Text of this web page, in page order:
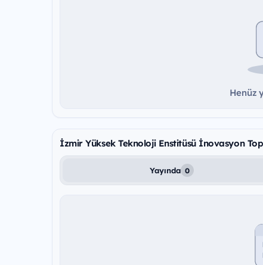
Henüz
İzmir Yüksek Teknoloji Enstitüsü İnovasyon
Yayında 0